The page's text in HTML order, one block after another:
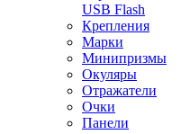
USB Flash
Крепления
Марки
Минипризмы
Окуляры
Отражатели
Очки
Панели